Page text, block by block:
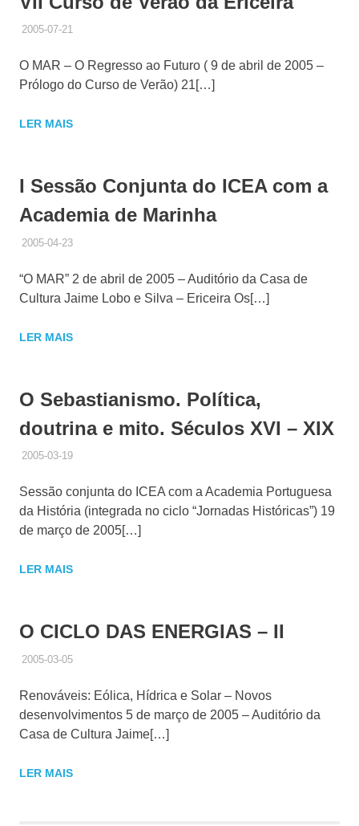
2005-07-21ADMINISTRADOR
HISTÓRICO DE ACTIVIDADES
O MAR – O Regresso ao Futuro ( 9 de abril de 2005 –
Prólogo do Curso de Verão) 21[…]
LER MAIS
I Sessão Conjunta do ICEA com a
Academia de Marinha
2005-04-23ADMINISTRADOR
HISTÓRICO DE ACTIVIDADES
“O MAR” 2 de abril de 2005 – Auditório da Casa de
Cultura Jaime Lobo e Silva – Ericeira Os[…]
LER MAIS
O Sebastianismo. Política,
doutrina e mito. Séculos XVI – XIX
2005-03-19ADMINISTRADOR
HISTÓRICO DE ACTIVIDADES
Sessão conjunta do ICEA com a Academia Portuguesa
da História (integrada no ciclo “Jornadas Históricas”) 19
de março de 2005[…]
LER MAIS
O CICLO DAS ENERGIAS – II
2005-03-05ADMINISTRADOR
HISTÓRICO DE ACTIVIDADES
Renováveis: Eólica, Hídrica e Solar – Novos
desenvolvimentos 5 de março de 2005 – Auditório da
Casa de Cultura Jaime[…]
LER MAIS